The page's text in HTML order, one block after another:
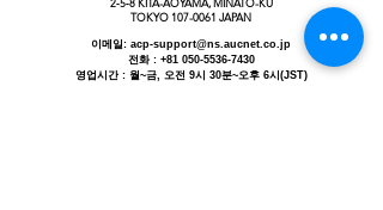
TOKYO 107-0061 JAPAN
이메일: acp-support@ns.aucnet.co.jp
전화 : +81 050-5536-7430
영업시간 : 월~금, 오전 9시 30분~오후 6시(JST)